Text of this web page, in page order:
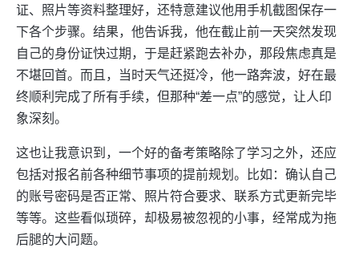
证、照片等资料整理好，还特意建议他用手机截图保存一
下各个步骤。结果，他告诉我，他在截止前一天突然发现
自己的身份证快过期，于是赶紧跑去补办，那段焦虑真是
不堪回首。而且，当时天气还挺冷，他一路奔波，好在最
终顺利完成了所有手续，但那种“差一点”的感觉，让人印
象深刻。
这也让我意识到，一个好的备考策略除了学习之外，还应
包括对报名前各种细节事项的提前规划。比如：确认自己
的账号密码是否正常、照片符合要求、联系方式更新完毕
等等。这些看似琐碎，却极易被忽视的小事，经常成为拖
后腿的大问题。